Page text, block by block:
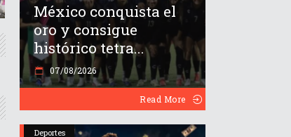
México conquista el
oro y consigue
histórico tetra...
07/08/2026
Read More
Deportes